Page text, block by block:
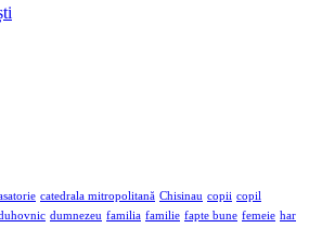
catedrala mitropolitană Chisinau copii copil
dumnezeu familia familie fapte bune femeie har